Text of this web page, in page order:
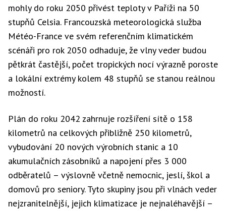
mohly do roku 2050 přivést teploty v Paříži na 50
stupňů Celsia. Francouzská meteorologická služba
Météo-France ve svém referenčním klimatickém
scénáři pro rok 2050 odhaduje, že vlny veder budou
pětkrát častější, počet tropických nocí výrazně poroste
a lokální extrémy kolem 48 stupňů se stanou reálnou
možností.
Plán do roku 2042 zahrnuje rozšíření sítě o 158
kilometrů na celkových přibližně 250 kilometrů,
vybudování 20 nových výrobních stanic a 10
akumulačních zásobníků a napojení přes 3 000
odběratelů – výslovně včetně nemocnic, jeslí, škol a
domovů pro seniory. Tyto skupiny jsou při vlnách veder
nejzranitelnější, jejich klimatizace je nejnaléhavější –